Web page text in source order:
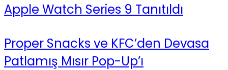
Apple Watch Series 9 Tanıtıldı
Proper Snacks ve KFC’den Devasa
Patlamış Mısır Pop-Up’ı